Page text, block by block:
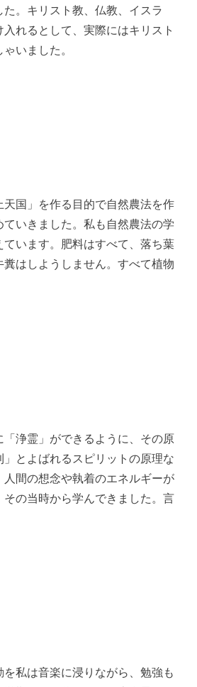
。キリスト教、仏教、イスラ
れるとして、実際にはキリスト
いました。
天国」を作る目的で自然農法を作
ていきました。私も自然農法の学
ています。肥料はすべて、落ち葉
糞はしようしません。すべて植物
「浄霊」ができるように、その原
とよばれるスピリットの原理な
人間の想念や執着のエネルギーが
その当時から学んできました。言
私は音楽に浸りながら、勉強も